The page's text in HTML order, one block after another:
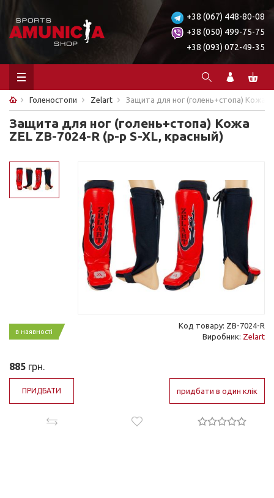
+38 (067) 448-80-08
+38 (050) 499-75-75
+38 (093) 072-49-35
Голеностопи Zelart Защита для ног (голень+стопа) Кожа
Защита для ног (голень+стопа) Кожа
ZEL ZB-7024-R (р-р S-XL, красный)
в наявності
Код товару: ZB-7024-R
Виробник: Zelart
885 грн.
ПРИДБАТИ придбати в один клік